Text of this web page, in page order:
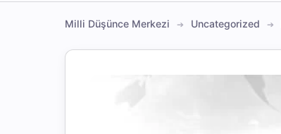
Milli Düşünce Merkezi Uncategorized